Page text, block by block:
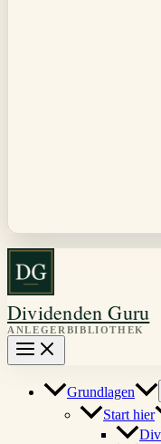
Dividenden Guru
Grundlagen
Start hier